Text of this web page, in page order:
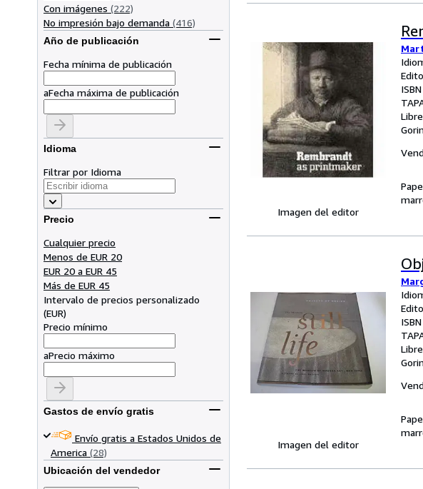
Con imágenes (222)
No impresión bajo demanda (416)
Año de publicación
Fecha mínima de publicación
aFecha máxima de publicación
Idioma
Filtrar por Idioma
Precio
Cualquier precio
Menos de EUR 20
EUR 20 a EUR 45
Más de EUR 45
Intervalo de precios personalizado
(EUR)
Precio mínimo
aPrecio máximo
Gastos de envío gratis
Envío gratis a Estados Unidos de
America (28)
Ubicación del vendedor
Imagen del editor
Imagen del editor